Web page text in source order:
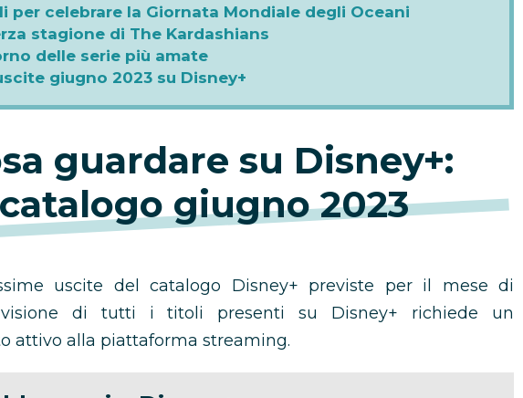
per celebrare la Giornata Mondiale degli Oceani
stagione di The Kardashians
delle serie più amate
giugno 2023 su Disney+
guardare su Disney+:
catalogo giugno 2023
uscite del catalogo Disney+ previste per il mese di
di tutti i titoli presenti su Disney+ richiede un
attivo alla piattaforma streaming.